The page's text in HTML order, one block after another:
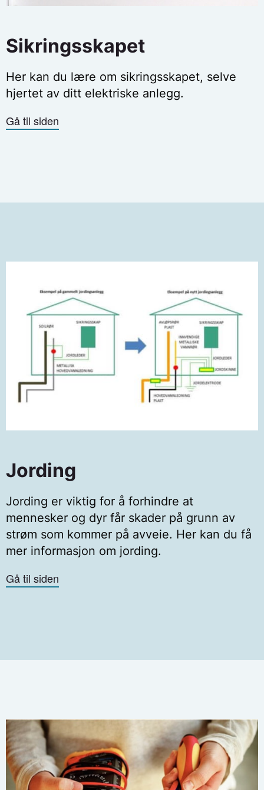
Sikringsskapet
Her kan du lære om sikringsskapet, selve
hjertet av ditt elektriske anlegg.
Gå til siden
Jording
Jording er viktig for å forhindre at
mennesker og dyr får skader på grunn av
strøm som kommer på avveie. Her kan du få
mer informasjon om jording.
Gå til siden